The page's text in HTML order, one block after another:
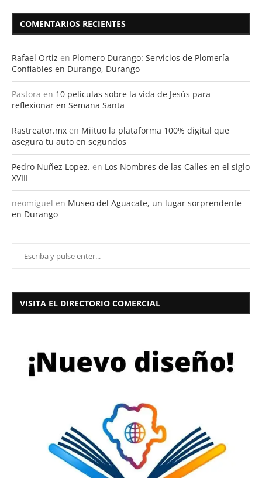
COMENTARIOS RECIENTES
Rafael Ortiz en Plomero Durango: Servicios de Plomería
Confiables en Durango, Durango
Pastora en 10 películas sobre la vida de Jesús para
reflexionar en Semana Santa
Rastreator.mx en Miituo la plataforma 100% digital que
asegura tu auto en segundos
Pedro Nuñez Lopez. en Los Nombres de las Calles en el siglo
XVIII
neomiguel en Museo del Aguacate, un lugar sorprendente
en Durango
VISITA EL DIRECTORIO COMERCIAL